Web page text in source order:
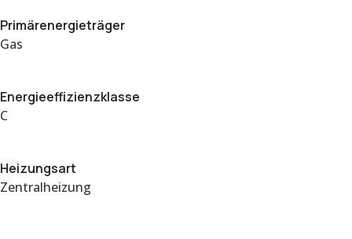
Primärenergieträger
Gas
Energieeffizienzklasse
C
Heizungsart
Zentralheizung